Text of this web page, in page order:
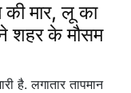
मार, लू का
शहर के मौसम
है. लगातार तापमान